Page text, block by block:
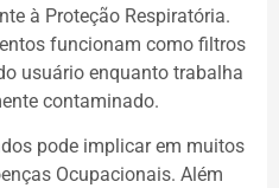
à Proteção Respiratória.
funcionam como filtros
usuário enquanto trabalha
contaminado.
pode implicar em muitos
Ocupacionais. Além